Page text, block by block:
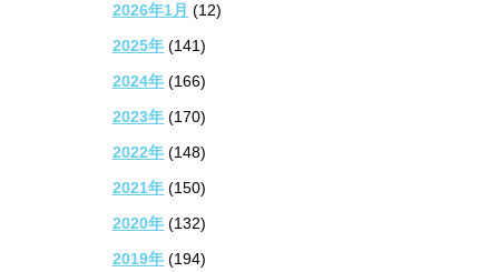
2026年1月 (12)
2025年 (141)
2024年 (166)
2023年 (170)
2022年 (148)
2021年 (150)
2020年 (132)
2019年 (194)